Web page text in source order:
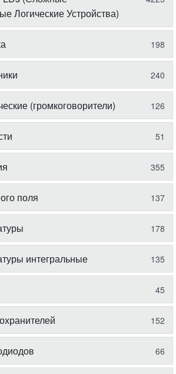
Логические Устройства)
198
240
(громкоговорители) 126
51
355
поля 137
178
интегральные 135
45
152
66